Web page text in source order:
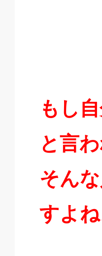
もし
と言
そん
すよね